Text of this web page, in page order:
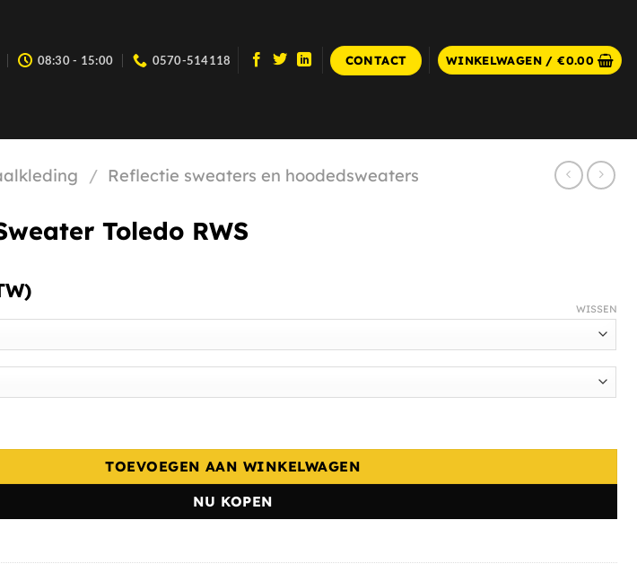
08:30 - 15:00 0570-514118 CONTACT WINKELWAGEN /€0.00
m vrijdag tussen 08:30 en 15:00.
/ Reflectie sweaters en hoodedsweaters
Toledo RWS
WISSEN
RWS aantal
TOEVOEGEN AAN WINKELWAGEN
NU KOPEN